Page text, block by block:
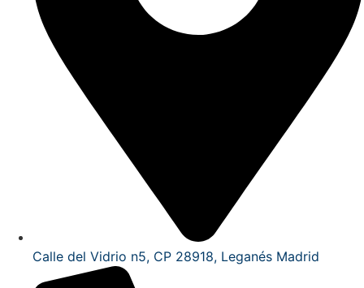
Calle del Vidrio n5, CP 28918, Leganés Madrid